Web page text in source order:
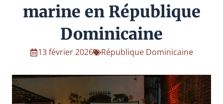
marine en République
Dominicaine
13 février 2026 République Dominicaine